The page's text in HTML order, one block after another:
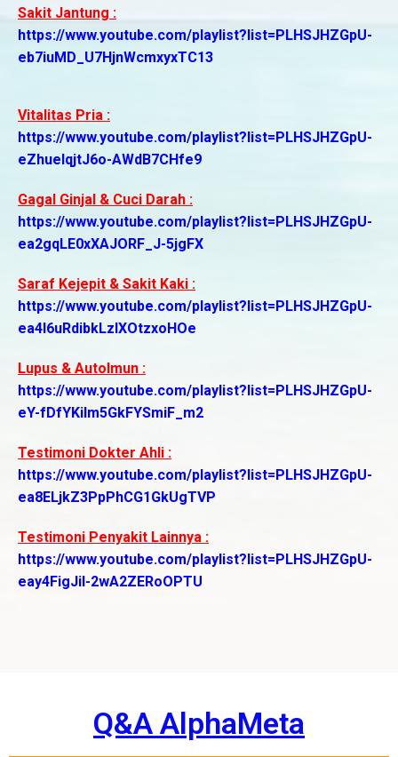
Sakit Jantung :
https://www.youtube.com/playlist?list=PLHSJHZGpU-
eb7iuMD_U7HjnWcmxyxTC13
Vitalitas Pria :
https://www.youtube.com/playlist?list=PLHSJHZGpU-
eZhuelqjtJ6o-AWdB7CHfe9
Gagal Ginjal & Cuci Darah :
https://www.youtube.com/playlist?list=PLHSJHZGpU-
ea2gqLE0xXAJORF_J-5jgFX
Saraf Kejepit & Sakit Kaki :
https://www.youtube.com/playlist?list=PLHSJHZGpU-
ea4I6uRdibkLzlXOtzxoHOe
Lupus & AutoImun :
https://www.youtube.com/playlist?list=PLHSJHZGpU-
eY-fDfYKiIm5GkFYSmiF_m2
Testimoni Dokter Ahli :
https://www.youtube.com/playlist?list=PLHSJHZGpU-
ea8ELjkZ3PpPhCG1GkUgTVP
Testimoni Penyakit Lainnya :
https://www.youtube.com/playlist?list=PLHSJHZGpU-
eay4FigJil-2wA2ZERoOPTU
Q&A AlphaMeta